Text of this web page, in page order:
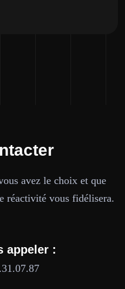
avez le choix et que
réactivité vous fidélisera.
appeler :